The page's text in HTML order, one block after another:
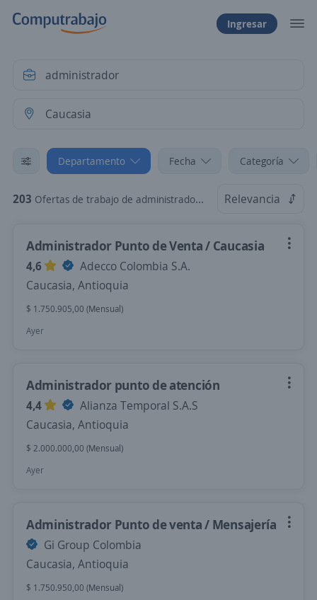
Ingresar
Departamento Fecha Categoría
203 Ofertas de trabajo de administrador en Caucasia, Antioquia Relevancia
Administrador Punto de Venta / Caucasia
4,6
Adecco Colombia S.A.
Caucasia, Antioquia
$ 1.750.905,00 (Mensual)
Ayer
Administrador punto de atención
4,4
Alianza Temporal S.A.S
Caucasia, Antioquia
$ 2.000.000,00 (Mensual)
Ayer
Administrador Punto de venta / Mensajería
Gi Group Colombia
Caucasia, Antioquia
$ 1.750.950,00 (Mensual)